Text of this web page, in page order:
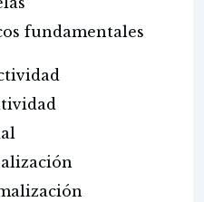
fundamentales